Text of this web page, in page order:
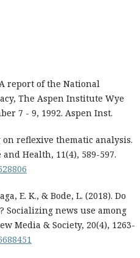
report of the National
The Aspen Institute Wye
7 - 9, 1992. Aspen Inst.
on reflexive thematic analysis.
Health, 11(4), 589-597.
E. K., & Bode, L. (2018). Do
Socializing news use among
Media & Society, 20(4), 1263-